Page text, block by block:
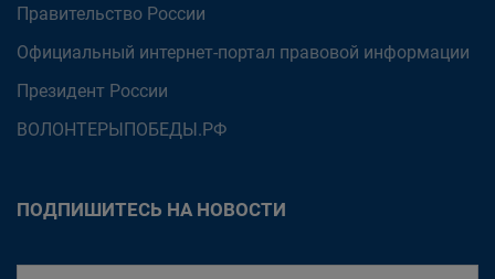
Правительство России
Официальный интернет-портал правовой информации
Президент России
ВОЛОНТЕРЫПОБЕДЫ.РФ
ПОДПИШИТЕСЬ НА НОВОСТИ